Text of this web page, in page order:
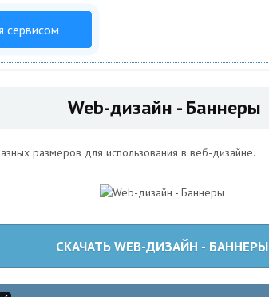
сервисом
Web-дизайн - Баннеры
размеров для использования в веб-дизайне.
СКАЧАТЬ WEB-ДИЗАЙН - БАННЕРЫ